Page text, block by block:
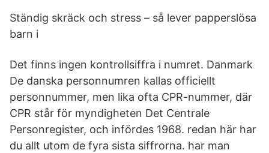
Ständig skräck och stress – så lever papperslösa
barn i
Det finns ingen kontrollsiffra i numret. Danmark
De danska personnumren kallas officiellt
personnummer, men lika ofta CPR-nummer, där
CPR står för myndigheten Det Centrale
Personregister, och infördes 1968. redan här har
du allt utom de fyra sista siffrorna. har man